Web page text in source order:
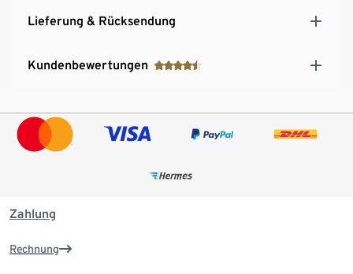
Lieferung & Rücksendung
Kundenbewertungen
Zahlung
Rechnung